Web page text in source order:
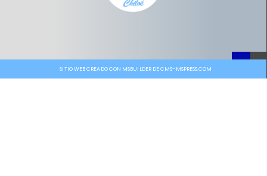
SITIO WEB CREADO CON MSBUILDER DE CMS-MSPRESS.COM